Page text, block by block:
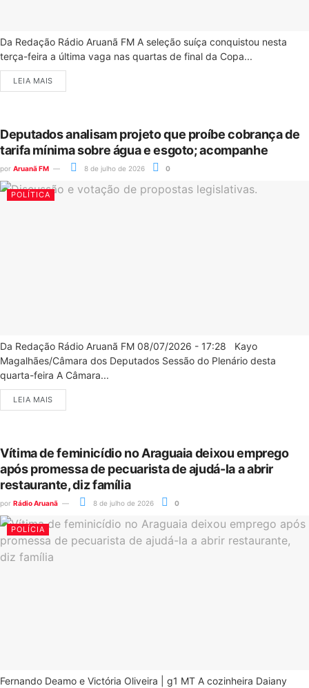
Da Redação Rádio Aruanã FM A seleção suíça conquistou nesta
terça-feira a última vaga nas quartas de final da Copa...
LEIA MAIS
Deputados analisam projeto que proíbe cobrança de
tarifa mínima sobre água e esgoto; acompanhe
por Aruanã FM 8 de julho de 2026 0
POLÍTICA
Da Redação Rádio Aruanã FM 08/07/2026 - 17:28 Kayo
Magalhães/Câmara dos Deputados Sessão do Plenário desta
quarta-feira A Câmara...
LEIA MAIS
Vítima de feminicídio no Araguaia deixou emprego
após promessa de pecuarista de ajudá-la a abrir
restaurante, diz família
por Rádio Aruanã 8 de julho de 2026 0
POLÍCIA
Fernando Deamo e Victória Oliveira | g1 MT A cozinheira Daiany